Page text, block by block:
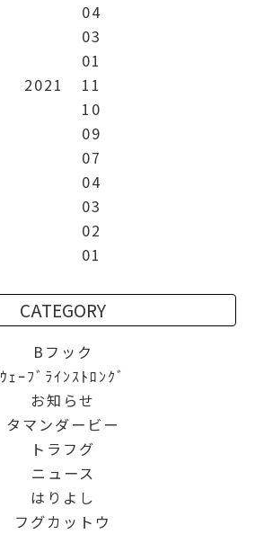
04
03
01
2021
11
10
09
07
04
03
02
01
CATEGORY
Bフック
ｳｪｰﾌﾞﾗｲﾝｽﾄﾛﾝｸﾞ
お知らせ
タマンダービー
トラフグ
ニュース
はりよし
フグカットウ